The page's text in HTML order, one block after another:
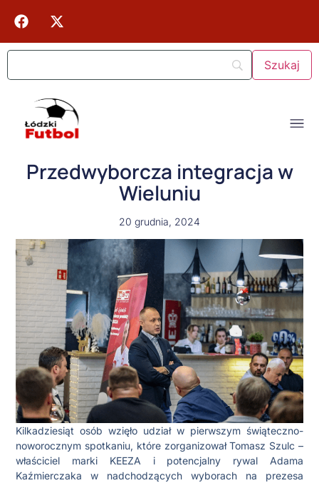
Przedwyborcza integracja w
Wieluniu
20 grudnia, 2024
Kilkadziesiąt osób wzięło udział w pierwszym świąteczno-
noworocznym spotkaniu, które zorganizował Tomasz Szulc –
właściciel marki KEEZA i potencjalny rywal Adama
Kaźmierczaka w nadchodzących wyborach na prezesa